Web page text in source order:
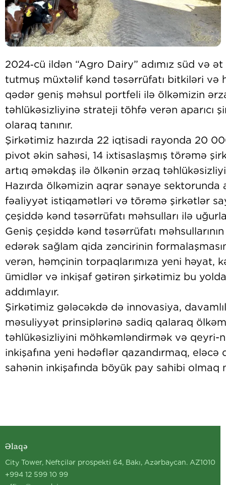
2024‑cü ildən “Agro Dairy” adımız süd və
tutmuş müxtəlif kənd təsərrüfatı bitkiləri və
qədər geniş məhsul portfeli ilə ölkəmizin
təhlükəsizliyinə strateji töhfə verən aparıcı
olaraq tanınır.
Şirkətimiz hazırda 22 iqtisadi rayonda 20
pivot əkin sahəsi, 14 ixtisaslaşmış törəmə
artıq əməkdaş ilə ölkənin ərzaq
Hazırda ölkəmizin aqrar sənaye sektorunda
fəaliyyət istiqamətləri və törəmə şirkətlər
çeşiddə kənd təsərrüfatı məhsulları ilə
Geniş çeşiddə kənd təsərrüfatı
edərək sağlam qida zəncirinin
verən, həmçinin torpaqlarımıza yeni həyat,
ümidlər və inkişaf gətirən şirkətimiz bu
Şirkətimiz gələcəkdə də innovasiya,
məsuliyyət prinsiplərinə sadiq qalaraq
təhlükəsizliyini möhkəmləndirmək və qeyri-
inkişafına yeni hədəflər qazandırmaq, eləcə
sahənin inkişafında böyük pay sahibi olmaq
Əlaqə
City Tower, Neftçilər prospekti 64, Bakı, Azərbaycan. AZ1010
+994 12 599 10 99